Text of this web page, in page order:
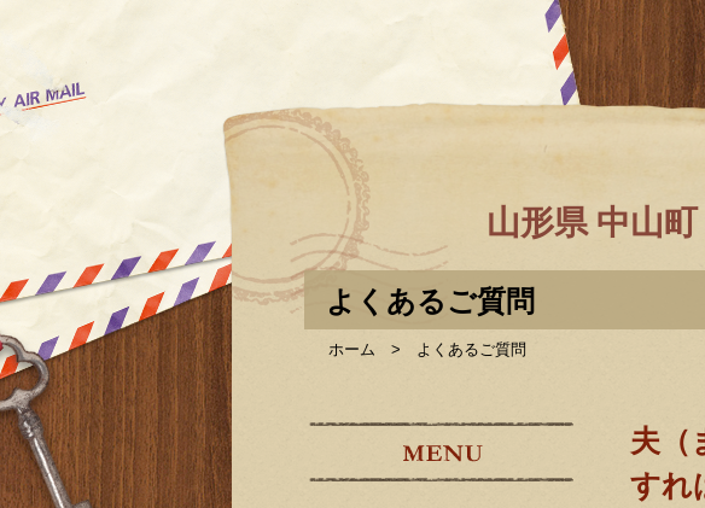
山形県 中山
よくあるご質問
ホーム よくあるご質問
夫（
すれ